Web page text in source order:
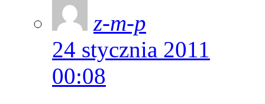
z-m-p
24 stycznia 2011
00:08